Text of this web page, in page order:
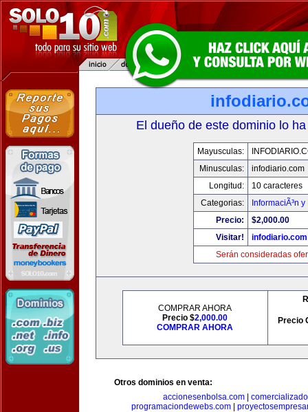
El dueño de este dominio lo
Mayusculas:
Minusculas:
infodiario.com
Longitud:
10 caracteres
Categorias:
InformaciÃ³n
Precio:
$2,000.00
Visitar!
infodiario.com
Serán consideradas
COMPRAR AHORA
Precio $2,000.00
COMPRAR AHORA
Precio
Otros dominios en venta:
accionesenbolsa.com
programaciondewebs.com